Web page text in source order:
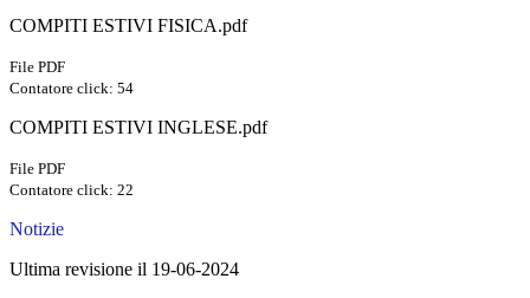
COMPITI ESTIVI FISICA.pdf
File PDF
Contatore click: 54
COMPITI ESTIVI INGLESE.pdf
File PDF
Contatore click: 22
Notizie
Ultima revisione il 19-06-2024